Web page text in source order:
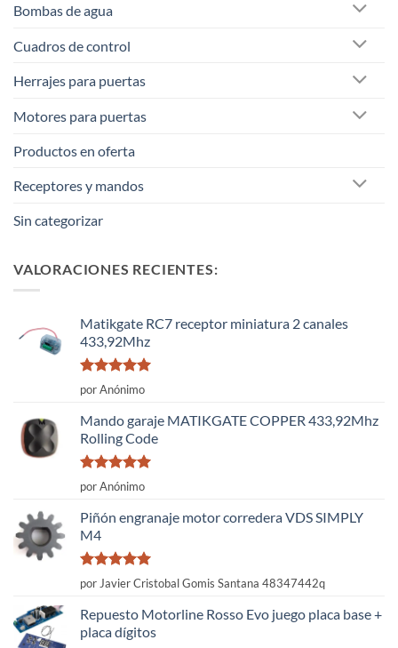
Bombas de agua
Cuadros de control
Herrajes para puertas
Motores para puertas
Productos en oferta
Receptores y mandos
Sin categorizar
VALORACIONES RECIENTES:
Matikgate RC7 receptor miniatura 2 canales
433,92Mhz
Valorado
con
por Anónimo
Mando garaje MATIKGATE COPPER 433,92Mhz
Rolling Code
Valorado
con
por Anónimo
Piñón engranaje motor corredera VDS SIMPLY
M4
Valorado
con
por Javier Cristobal Gomis Santana 48347442q
Repuesto Motorline Rosso Evo juego placa base +
placa dígitos